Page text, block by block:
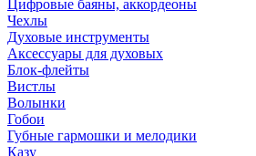
Цифровые баяны, аккордеоны
Чехлы
Духовые инструменты
Аксессуары для духовых
Блок-флейты
Вистлы
Волынки
Гобои
Губные гармошки и мелодики
Казу